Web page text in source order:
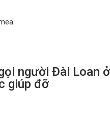
người Đài Loan ở
giúp đỡ